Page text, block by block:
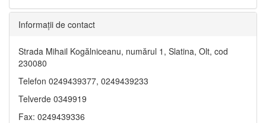
Informaţii de contact
Strada Mihail Kogălniceanu, numărul 1, Slatina, Olt, cod
230080
Telefon 0249439377, 0249439233
Telverde 0349919
Fax: 0249439336